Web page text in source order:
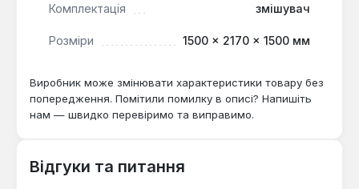
Комплектація
змішувач
Розміри 1500 × 2170 × 1500 мм
Виробник може змінювати характеристики товару без
попередження. Помітили помилку в описі? Напишіть
нам — швидко перевіримо та виправимо.
Відгуки та питання